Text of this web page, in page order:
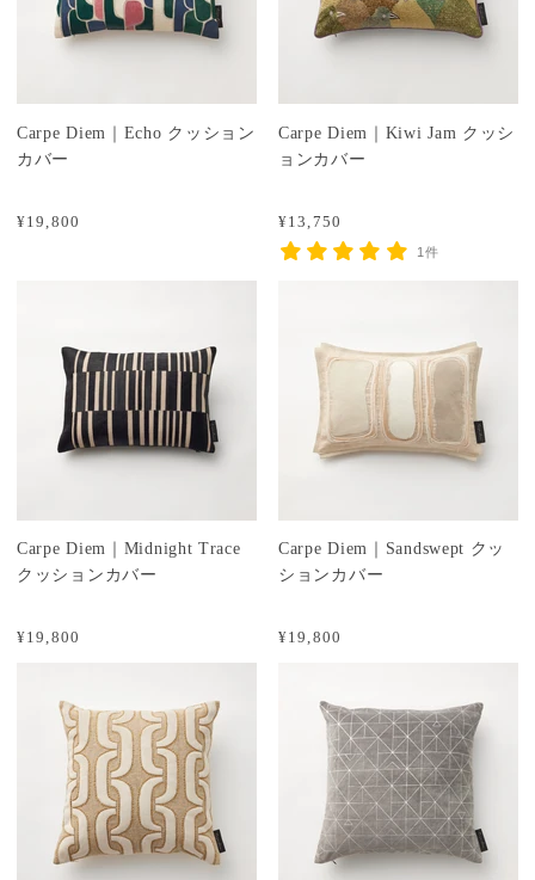
¥19,800
Carpe Diem｜Echo クッション
カバー
¥13,750
Carpe Diem｜Kiwi Jam クッシ
ョンカバー
1件
¥19,800
Carpe Diem｜Midnight Trace
クッションカバー
¥19,800
Carpe Diem｜Sandswept クッ
ションカバー